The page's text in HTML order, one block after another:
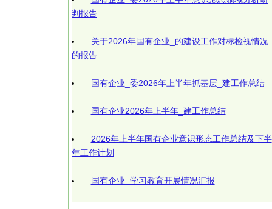
判报告
关于2026年国有企业_的建设工作对标检视情况
的报告
国有企业_委2026年上半年抓基层_建工作总结
国有企业2026年上半年_建工作总结
2026年上半年国有企业意识形态工作总结及下半
年工作计划
国有企业_学习教育开展情况汇报